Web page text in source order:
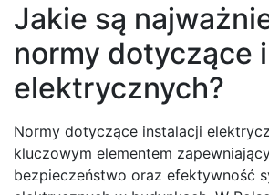
Jakie są
normy dotyczące
elektrycznych?
Normy dotyczące instalacji
kluczowym elementem
bezpieczeństwo oraz efektywność